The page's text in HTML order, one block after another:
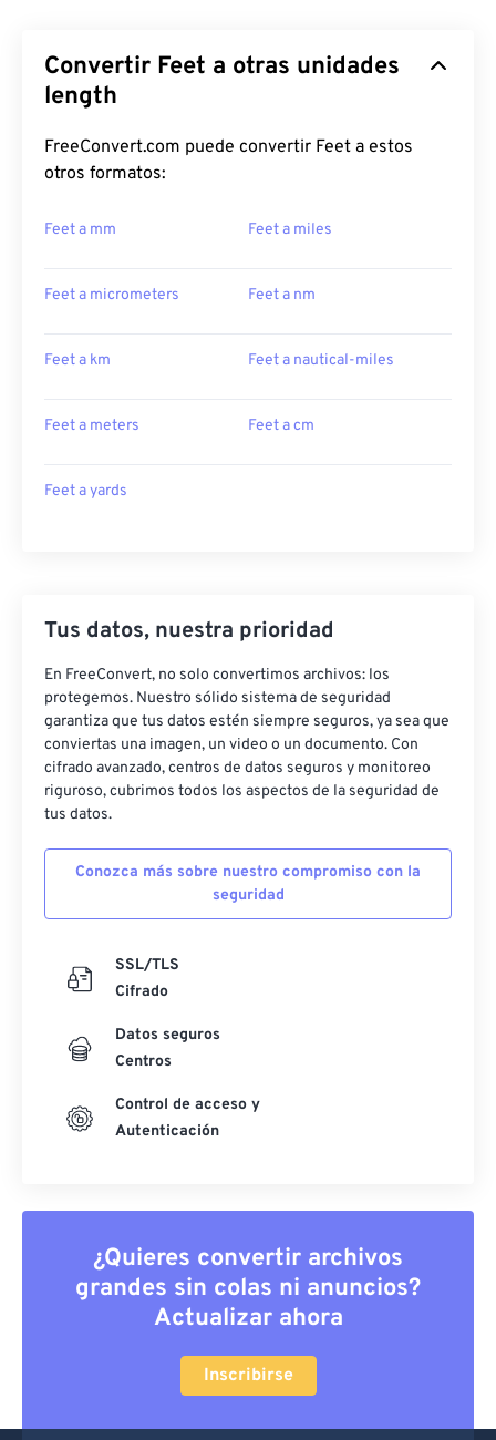
Convertir Feet a otras unidades
length
FreeConvert.com puede convertir Feet a estos
otros formatos:
Feet a mm Feet a miles
Feet a micrometers Feet a nm
Feet a km Feet a nautical-miles
Feet a meters Feet a cm
Feet a yards
Tus datos, nuestra prioridad
En FreeConvert, no solo convertimos archivos: los
protegemos. Nuestro sólido sistema de seguridad
garantiza que tus datos estén siempre seguros, ya sea que
conviertas una imagen, un video o un documento. Con
cifrado avanzado, centros de datos seguros y monitoreo
riguroso, cubrimos todos los aspectos de la seguridad de
tus datos.
Conozca más sobre nuestro compromiso con la
seguridad
SSL/TLS
Cifrado
Datos seguros
Centros
Control de acceso y
Autenticación
¿Quieres convertir archivos
grandes sin colas ni anuncios?
Actualizar ahora
Inscribirse